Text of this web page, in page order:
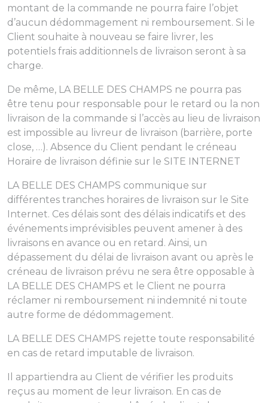
montant de la commande ne pourra faire l’objet
d’aucun dédommagement ni remboursement. Si le
Client souhaite à nouveau se faire livrer, les
potentiels frais additionnels de livraison seront à sa
charge.
De même, LA BELLE DES CHAMPS ne pourra pas
être tenu pour responsable pour le retard ou la non
livraison de la commande si l’accès au lieu de livraison
est impossible au livreur de livraison (barrière, porte
close, …). Absence du Client pendant le créneau
Horaire de livraison définie sur le SITE INTERNET
LA BELLE DES CHAMPS communique sur
différentes tranches horaires de livraison sur le Site
Internet. Ces délais sont des délais indicatifs et des
événements imprévisibles peuvent amener à des
livraisons en avance ou en retard. Ainsi, un
dépassement du délai de livraison avant ou après le
créneau de livraison prévu ne sera être opposable à
LA BELLE DES CHAMPS et le Client ne pourra
réclamer ni remboursement ni indemnité ni toute
autre forme de dédommagement.
LA BELLE DES CHAMPS rejette toute responsabilité
en cas de retard imputable de livraison.
Il appartiendra au Client de vérifier les produits
reçus au moment de leur livraison. En cas de